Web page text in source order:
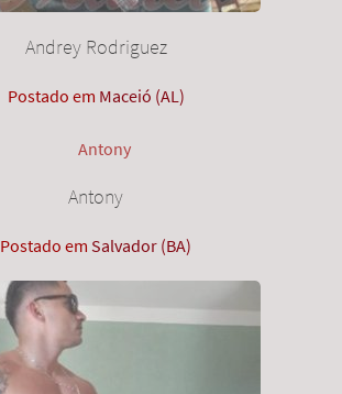
Andrey Rodriguez
Postado em Maceió (AL)
Antony
Postado em Salvador (BA)